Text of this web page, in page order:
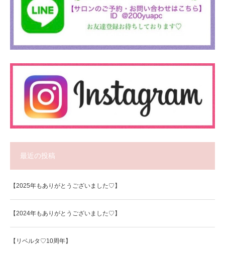
最近の投稿
【2025年もありがとうございました♡】
【2024年もありがとうございました♡】
【リベルタ♡10周年】